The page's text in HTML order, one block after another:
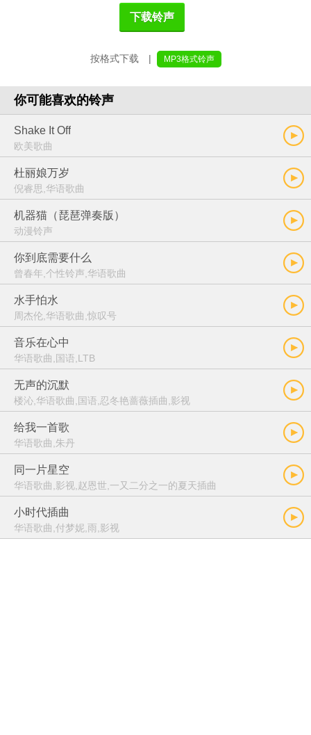
下载铃声
按格式下载 | MP3格式铃声
你可能喜欢的铃声
Shake It Off
欧美歌曲
杜丽娘万岁
倪睿思,华语歌曲
机器猫（琵琶弹奏版）
动漫铃声
你到底需要什么
曾春年,个性铃声,华语歌曲
水手怕水
周杰伦,华语歌曲,惊叹号
音乐在心中
华语歌曲,国语,LTB
无声的沉默
楼沁,华语歌曲,国语,忍冬艳蔷薇插曲,影视
给我一首歌
华语歌曲,朱丹
同一片星空
华语歌曲,影视,赵恩世,一又二分之一的夏天插曲
小时代插曲
华语歌曲,付梦妮,雨,影视